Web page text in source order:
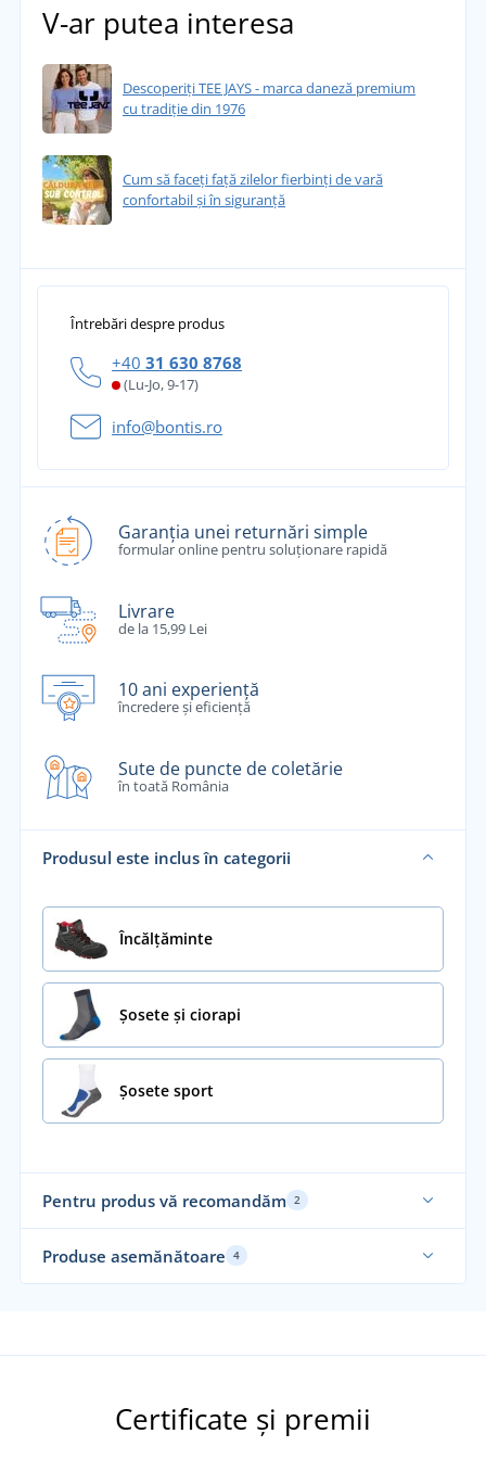
V-ar putea interesa
Descoperiți TEE JAYS - marca daneză premium
cu tradiție din 1976
Cum să faceți față zilelor fierbinți de vară
confortabil și în siguranță
Întrebări despre produs
+40 31 630 8768
(Lu-Jo, 9-17)
info@bontis.ro
Garanția unei returnări simple
formular online pentru soluționare rapidă
Livrare
de la 15,99 Lei
10 ani experiență
încredere și eficiență
Sute de puncte de coletărie
în toată România
Produsul este inclus în categorii
Încălţăminte
Șosete și ciorapi
Șosete sport
Pentru produs vă recomandăm 2
Produse asemănătoare 4
Certificate și premii